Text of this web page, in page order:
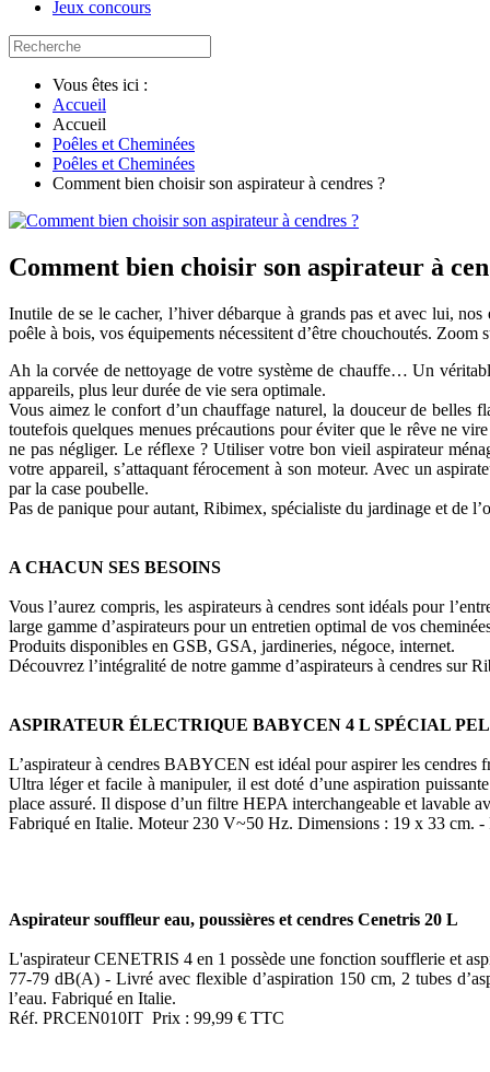
Jeux concours
Vous êtes ici :
Accueil
Accueil
Poêles et Cheminées
Poêles et Cheminées
Comment bien choisir son aspirateur à cendres ?
Comment bien choisir son aspirateur à
Inutile de se le cacher, l’hiver débarque à grands pas et avec lui,
poêle à bois, vos équipements nécessitent d’être chouchoutés.
Ah la corvée de nettoyage de votre système de chauffe… Un
appareils, plus leur durée de vie sera optimale.
Vous aimez le confort d’un chauffage naturel, la douceur de belles
toutefois quelques menues précautions pour éviter que le rêve ne
ne pas négliger. Le réflexe ? Utiliser votre bon vieil aspirateur
votre appareil, s’attaquant férocement à son moteur. Avec un
par la case poubelle.
Pas de panique pour autant, Ribimex, spécialiste du jardinage et de
A CHACUN SES BESOINS
Vous l’aurez compris, les aspirateurs à cendres sont idéals pour
large gamme d’aspirateurs pour un entretien optimal de vos
Produits disponibles en GSB, GSA, jardineries, négoce, internet.
Découvrez l’intégralité de notre gamme d’aspirateurs à cendres sur
ASPIRATEUR ÉLECTRIQUE BABYCEN 4 L SPÉCIAL
L’aspirateur à cendres BABYCEN est idéal pour aspirer les cendres
Ultra léger et facile à manipuler, il est doté d’une aspiration
place assuré. Il dispose d’un filtre HEPA interchangeable et lavable
Fabriqué en Italie. Moteur 230 V~50 Hz. Dimensions : 19 x 33 cm.
Aspirateur souffleur eau, poussières et cendres Cenetris 20 L
L'aspirateur CENETRIS 4 en 1 possède une fonction soufflerie et
77-79 dB(A) - Livré avec flexible d’aspiration 150 cm, 2 tubes
l’eau. Fabriqué en Italie.
Réf. PRCEN010IT Prix : 99,99 € TTC